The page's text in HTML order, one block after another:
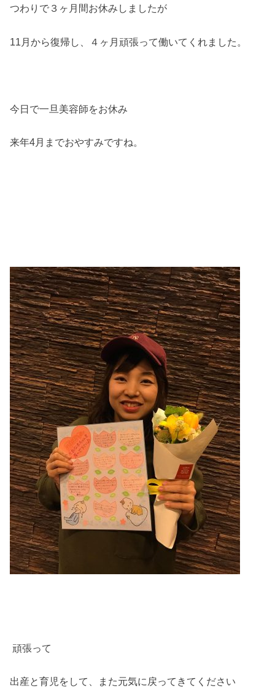
つわりで３ヶ月間お休みしましたが
11月から復帰し、４ヶ月頑張って働いてくれました。
今日で一旦美容師をお休み
来年4月までおやすみですね。
頑張って
出産と育児をして、また元気に戻ってきてください